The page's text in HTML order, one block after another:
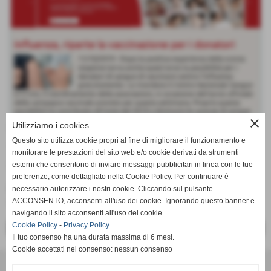
Vaccino antinfluenzale gratuito
2019
23-10-2019 17:00-Comunicazioni
Per tutti i donatori, anche questo inverno, è disponibile il
vaccino antinfluenzale gratuito!
<< PRECEDENTE
close
Utilizziamo i cookies
Questo sito utilizza cookie propri al fine di migliorare il funzionamento e
monitorare le prestazioni del sito web e/o cookie derivati da strumenti
esterni che consentono di inviare messaggi pubblicitari in linea con le tue
preferenze, come dettagliato nella Cookie Policy. Per continuare è
necessario autorizzare i nostri cookie. Cliccando sul pulsante
ACCONSENTO, acconsenti all'uso dei cookie. Ignorando questo banner e
navigando il sito acconsenti all'uso dei cookie.
Cookie Policy - Privacy Policy
Il tuo consenso ha una durata massima di 6 mesi.
Cookie accettati nel consenso: nessun consenso